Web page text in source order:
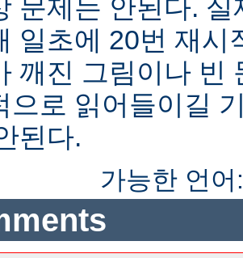
문제는 안된다.
일초에 20번 재시
깨진 그림이나 빈
으로 읽어들이길
된다.
가능한 언